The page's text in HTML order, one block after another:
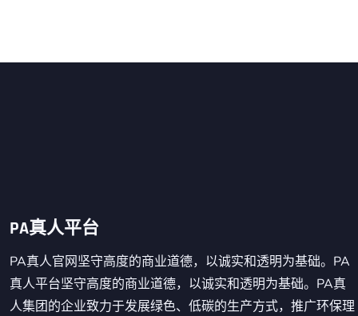
PA真人平台
PA真人官网坚守高度的商业道德，以诚实和透明为基础。PA
真人平台坚守高度的商业道德，以诚实和透明为基础。PA真
人集团的企业致力于发展绿色、低碳的生产方式，推广环保理